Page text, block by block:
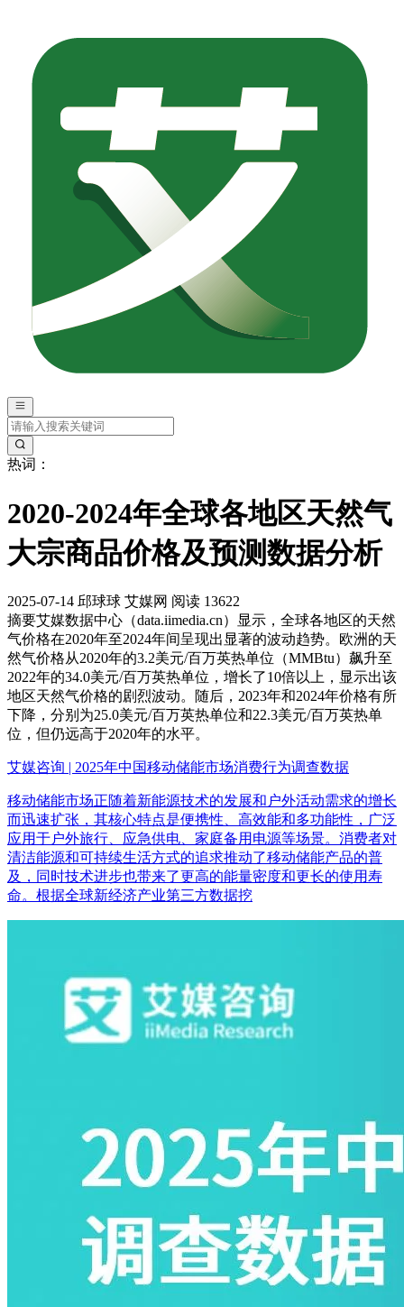
热词：
2020-2024年全球各地区天然气
大宗商品价格及预测数据分析
2025-07-14 邱球球 艾媒网 阅读 13622
摘要艾媒数据中心（data.iimedia.cn）显示，全球各地区的天然
气价格在2020年至2024年间呈现出显著的波动趋势。欧洲的天
然气价格从2020年的3.2美元/百万英热单位（MMBtu）飙升至
2022年的34.0美元/百万英热单位，增长了10倍以上，显示出该
地区天然气价格的剧烈波动。随后，2023年和2024年价格有所
下降，分别为25.0美元/百万英热单位和22.3美元/百万英热单
位，但仍远高于2020年的水平。
艾媒咨询 | 2025年中国移动储能市场消费行为调查数据
移动储能市场正随着新能源技术的发展和户外活动需求的增长
而迅速扩张，其核心特点是便携性、高效能和多功能性，广泛
应用于户外旅行、应急供电、家庭备用电源等场景。消费者对
清洁能源和可持续生活方式的追求推动了移动储能产品的普
及，同时技术进步也带来了更高的能量密度和更长的使用寿
命。根据全球新经济产业第三方数据挖